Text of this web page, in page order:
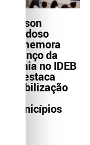
Wilson
Cardoso
comemora
avanço da
Bahia no IDEB
e destaca
mobilização
dos
municípios